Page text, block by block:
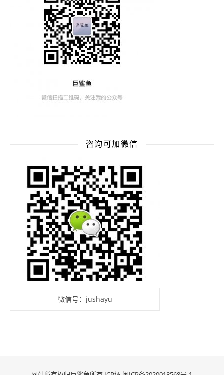
咨询可加微信
微信号：jushayu